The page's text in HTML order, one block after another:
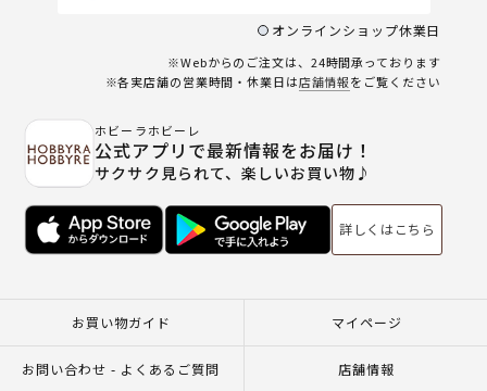
オンラインショップ休業日
※Webからのご注文は、24時間承っております
※各実店舗の営業時間・休業日は店舗情報をご覧ください
ホビーラホビーレ
公式アプリで最新情報をお届け！
サクサク見られて、楽しいお買い物♪
詳しくはこちら
お買い物ガイド マイページ
お問い合わせ - よくあるご質問 店舗情報